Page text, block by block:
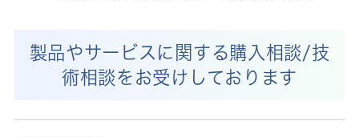
製品やサービスに関する購入相談/技
術相談をお受けしております